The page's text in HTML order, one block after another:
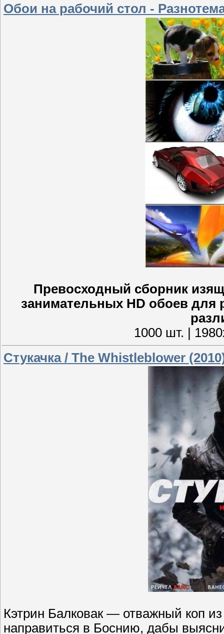
Обои на рабочий стол -
Превосходный сборник
занимательных HD обоев для
1000 шт. |
Стукачка / The Whistleblower
Кэтрин Балковак — отважный коп
направиться в Боснию, дабы